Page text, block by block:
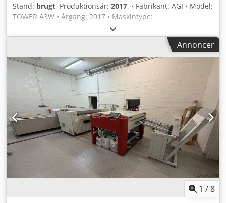
Stand: brugt, Produktionsår: 2017, • Fabrikant: AGI • Model:
TOWER A3W • Årgang: 2017 • Maskintype:
Polymerpladeprocessor • Maskinkategori: Prepress-
maskine til fleksotryk • Maks. pladeformat: DIN A3 (297 mm
x 420 mm) Codpfx Aswv Eazoc Aeha • Anvendelse:
Udvikling og behandling af fotopolymerplader •
Anvendelsesområder: Etikettryk, emballage, fleksotryk •
Kompakt konstruktion, ideel til små og mellemstore
trykkerier • Stand: Meget velholdt, klar til omgående brug
Annoncer
1 /8